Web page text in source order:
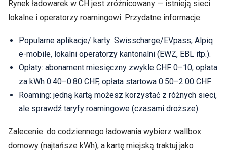
Rynek ładowarek w CH jest zróżnicowany — istnieją sieci
lokalne i operatorzy roamingowi. Przydatne informacje:
Popularne aplikacje/ karty: Swisscharge/EVpass, Alpiq
e‑mobile, lokalni operatorzy kantonalni (EWZ, EBL itp.).
Opłaty: abonament miesięczny zwykle CHF 0–10, opłata
za kWh 0.40–0.80 CHF, opłata startowa 0.50–2.00 CHF.
Roaming: jedną kartą możesz korzystać z różnych sieci,
ale sprawdź taryfy roamingowe (czasami droższe).
Zalecenie: do codziennego ładowania wybierz wallbox
domowy (najtańsze kWh), a kartę miejską traktuj jako